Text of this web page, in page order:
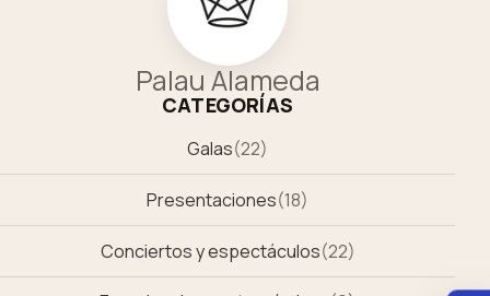
Palau Alameda
CATEGORÍAS
Galas(22)
Presentaciones(18)
Conciertos y espectáculos(22)